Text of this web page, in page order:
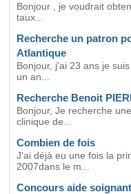
Bonjour , je voudrait
taux...
Recherche un patron
Atlantique
Bonjour, j'ai 23 ans je
un an...
Recherche Benoit
Bonjour, Je recherche
clinique de...
Combien de fois
J'ai déjà eu une fois la
2007dans le m...
Concours aide